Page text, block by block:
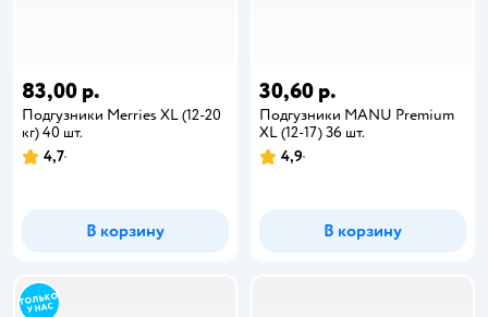
83,00 р.
Подгузники Merries XL (12-20
кг) 40 шт.
4,7
В корзину
30,60 р.
Подгузники MANU Premium
XL (12-17) 36 шт.
4,9
В корзину